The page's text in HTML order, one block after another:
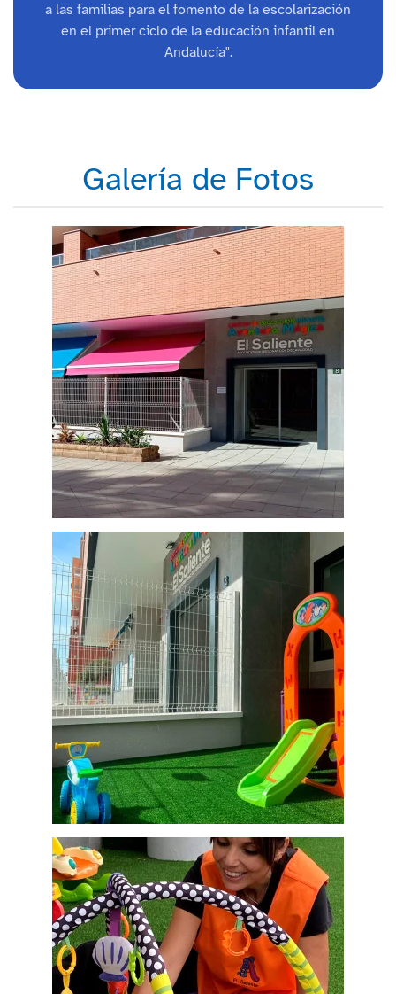
a las familias para el fomento de la escolarización
en el primer ciclo de la educación infantil en
Andalucía".
Galería de Fotos